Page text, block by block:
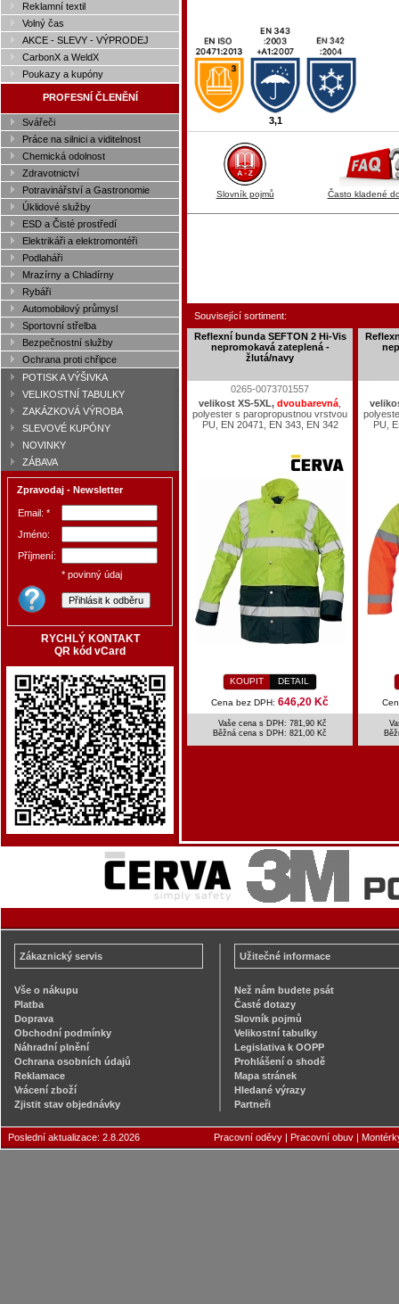
Reklamní textil
Volný čas
AKCE - SLEVY - VÝPRODEJ
CarbonX a WeldX
Poukazy a kupóny
PROFESNÍ ČLENĚNÍ
Svářeči
Práce na silnici a viditelnost
Chemická odolnost
Zdravotnictví
Potravinářství a Gastronomie
Úklidové služby
ESD a Čisté prostředí
Elektrikáři a elektromontéři
Podlaháři
Mrazírny a Chladírny
Rybáři
Automobilový průmysl
Sportovní střelba
Bezpečnostní služby
Ochrana proti chřipce
POTISK A VÝŠIVKA
VELIKOSTNÍ TABULKY
ZAKÁZKOVÁ VÝROBA
SLEVOVÉ KUPÓNY
NOVINKY
ZÁBAVA
Zpravodaj - Newsletter
Email: *
Jméno:
Příjmení:
* povinný údaj
RYCHLÝ KONTAKT
QR kód vCard
3,1
Slovník pojmů Často kladené
Související sortiment:
Reflexní bunda SEFTON 2 Hi-Vis
nepromokavá zateplená -
žlutá/navy
0265-0073701557
velikost XS-5XL, dvoubarevná
polyester s paropropustnou vrstvou
PU, EN 20471, EN 343, EN 342
KOUPIT DETAIL
Cena bez DPH: 646,20 Kč
Vaše cena s DPH: 781,90 Kč
Běžná cena s DPH: 821,00 Kč
PU,
Zákaznický servis
Vše o nákupu
Platba
Doprava
Obchodní podmínky
Náhradní plnění
Ochrana osobních údajů
Reklamace
Vrácení zboží
Zjistit stav objednávky
Užitečné informace
Než nám budete psát
Časté dotazy
Slovník pojmů
Velikostní tabulky
Legislativa k OOPP
Prohlášení o shodě
Mapa stránek
Hledané výrazy
Partneři
Poslední aktualizace: 2.8.2026 Pracovní oděvy | Pracovní obuv |